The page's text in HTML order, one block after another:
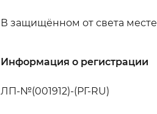
В защищённом от света
Информация о регистрации
ЛП-№(001912)-(РГ-RU)